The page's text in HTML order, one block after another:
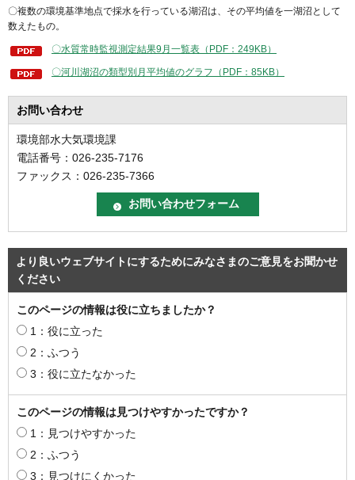
〇複数の環境基準地点で採水を行っている湖沼は、その平均値を一湖沼として
数えたもの。
〇水質常時監視測定結果9月一覧表（PDF：249KB）
〇河川湖沼の類型別月平均値のグラフ（PDF：85KB）
お問い合わせ
環境部水大気環境課
電話番号：026-235-7176
ファックス：026-235-7366
より良いウェブサイトにするためにみなさまのご意見をお聞かせ
ください
このページの情報は役に立ちましたか？
1：役に立った
2：ふつう
3：役に立たなかった
このページの情報は見つけやすかったですか？
1：見つけやすかった
2：ふつう
3：見つけにくかった